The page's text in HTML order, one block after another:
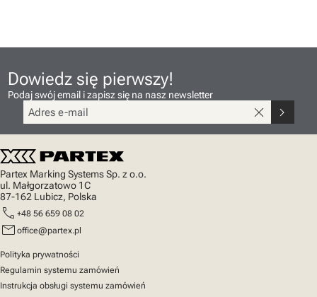
Dowiedz się pierwszy!
Podaj swój email i zapisz się na nasz newsletter
close chevron_right
Partex Marking Systems Sp. z o.o.
ul. Małgorzatowo 1C
87-162 Lubicz, Polska
call +48 56 659 08 02
mail office@partex.pl
Polityka prywatności
Regulamin systemu zamówień
Instrukcja obsługi systemu zamówień